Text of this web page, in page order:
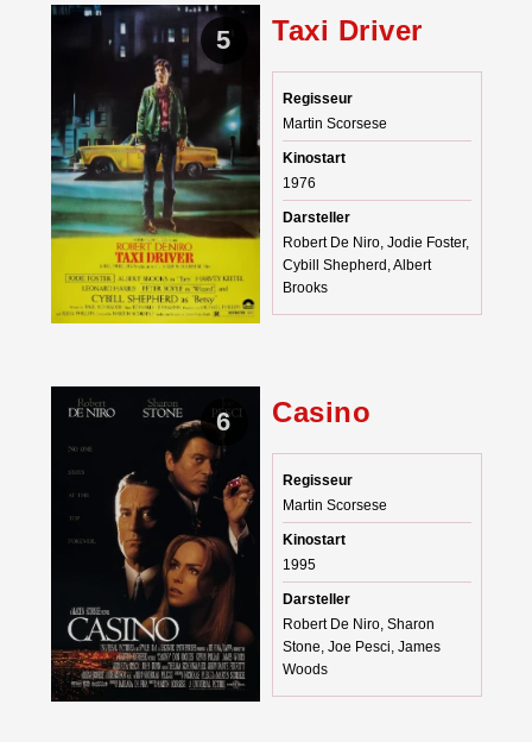
5 Taxi Driver
Regisseur
Martin Scorsese
Kinostart
1976
Darsteller
Robert De Niro, Jodie Foster,
Cybill Shepherd, Albert
Brooks
6 Casino
Regisseur
Martin Scorsese
Kinostart
1995
Darsteller
Robert De Niro, Sharon
Stone, Joe Pesci, James
Woods